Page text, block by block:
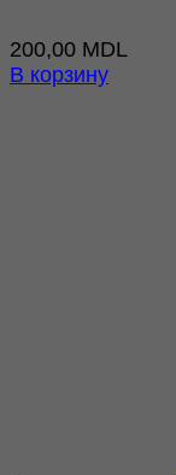
200,00 MDL
В корзину